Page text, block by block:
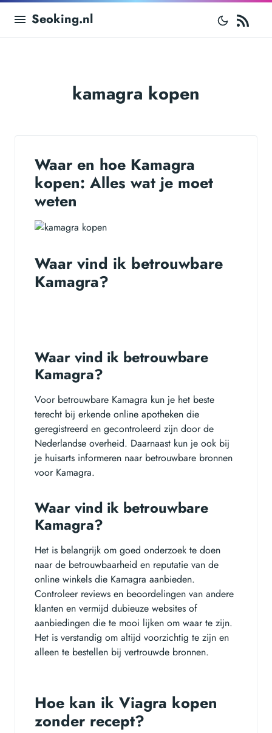
Seoking.nl
kamagra kopen
Waar en hoe Kamagra
kopen: Alles wat je moet
weten
Waar vind ik betrouwbare
Kamagra?
Waar vind ik betrouwbare
Kamagra?
Voor betrouwbare Kamagra kun je het beste
terecht bij erkende online apotheken die
geregistreerd en gecontroleerd zijn door de
Nederlandse overheid. Daarnaast kun je ook bij
je huisarts informeren naar betrouwbare bronnen
voor Kamagra.
Waar vind ik betrouwbare
Kamagra?
Het is belangrijk om goed onderzoek te doen
naar de betrouwbaarheid en reputatie van de
online winkels die Kamagra aanbieden.
Controleer reviews en beoordelingen van andere
klanten en vermijd dubieuze websites of
aanbiedingen die te mooi lijken om waar te zijn.
Het is verstandig om altijd voorzichtig te zijn en
alleen te bestellen bij vertrouwde bronnen.
Hoe kan ik Viagra kopen
zonder recept?